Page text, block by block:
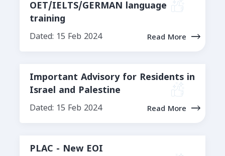
OET/IELTS/GERMAN language
training
Dated: 15 Feb 2024 Read More
Important Advisory for Residents in
Israel and Palestine
Dated: 15 Feb 2024 Read More
PLAC - New EOI